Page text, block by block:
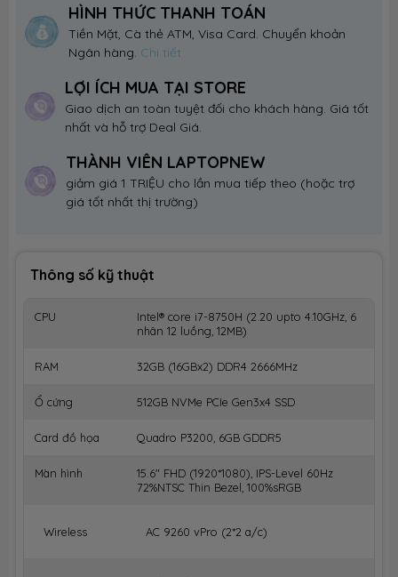
HÌNH THỨC THANH TOÁN
Tiền Mặt, Cà thẻ ATM, Visa Card. Chuyển khoản
Ngân hàng. Chi tiết
LỢI ÍCH MUA TẠI STORE
Giao dịch an toàn tuyệt đối cho khách hàng. Giá tốt
nhất và hỗ trợ Deal Giá.
THÀNH VIÊN LAPTOPNEW
giảm giá 1 TRIỆU cho lần mua tiếp theo (hoặc trợ
giá tốt nhất thị trường)
Thông số kỹ thuật
CPU
Intel® core i7-8750H (2.20 upto 4.10GHz, 6
nhân 12 luồng, 12MB)
RAM 32GB (16GBx2) DDR4 2666MHz
Ổ cứng 512GB NVMe PCIe Gen3x4 SSD
Card đồ họa Quadro P3200, 6GB GDDR5
Màn hình
15.6" FHD (1920*1080), IPS-Level 60Hz
72%NTSC Thin Bezel, 100%sRGB
Wireless AC 9260 vPro (2*2 a/c)